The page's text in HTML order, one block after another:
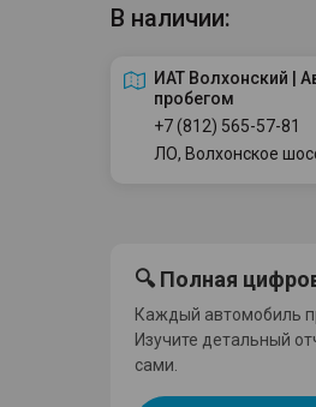
В наличии:
ИАТ Волхонский |
пробегом
+7 (812) 565-57-81
ЛО, Волхонское
🔍 Полная
Каждый автомобиль
Изучите детальный
сами.